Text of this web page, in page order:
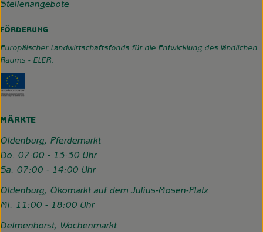
Stellenangebote
FÖRDERUNG
Europäischer Landwirtschaftsfonds für die Entwicklung des ländlichen
Raums - ELER.
MÄRKTE
Oldenburg, Pferdemarkt
Do. 07:00 - 13:30 Uhr
Sa. 07:00 - 14:00 Uhr
Oldenburg, Ökomarkt auf dem Julius-Mosen-Platz
Mi. 11:00 - 18:00 Uhr
Delmenhorst, Wochenmarkt